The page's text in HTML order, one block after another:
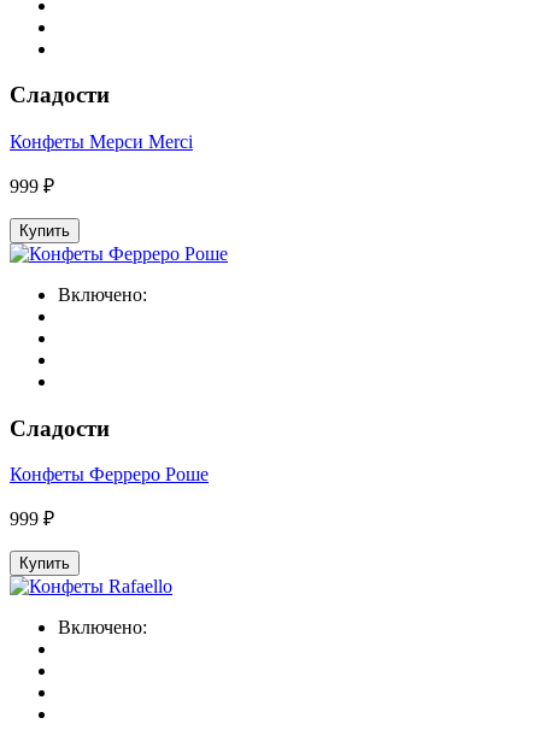
Сладости
Конфеты Мерси Merci
999 ₽
Купить
Включено:
Сладости
Конфеты Ферреро Роше
999 ₽
Купить
Включено: